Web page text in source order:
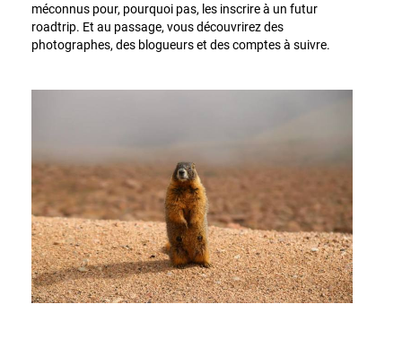
méconnus pour, pourquoi pas, les inscrire à un futur
roadtrip. Et au passage, vous découvrirez des
photographes, des blogueurs et des comptes à suivre.